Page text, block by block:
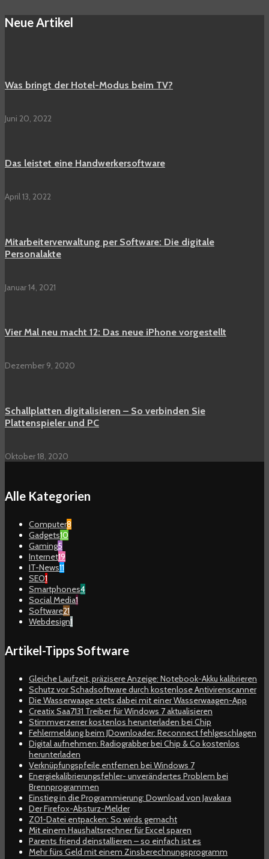
Neue Artikel
Was bringt der Hotel-Modus beim TV?
Juni 20, 2022
Das leistet eine Handwerkersoftware
April 13, 2022
Mitarbeiterverwaltung per Software: Die digitale
Personalakte
Januar 14, 2021
Vier Mal neu macht 12: Das neue iPhone vorgestellt
Dezember 9, 2020
Schallplatten digitalisieren – So verbinden Sie
Plattenspieler und PC
Oktober 18, 2020
Alle Kategorien
Computer8
Gadgets10
Gaming5
Internet19
IT-News11
SEO1
Smartphones4
Social Media1
Software21
Webdesign1
Artikel-Tipps Software
Gleiche Laufzeit, präzisere Anzeige: Notebook-Akku kalibrieren
Schutz vor Schadsoftware durch kostenlose Antivirenscanner
Die Wasserwaage stets dabei mit einer Wasserwaagen-App
Creatix Saa7131 Treiber für Windows 7 aktualisieren
Stimmverzerrer kostenlos herunterladen bei Chip
Fehlermeldung beim JDownloader: Reconnect fehlgeschlagen
Digital aufnehmen: Radiograbber bei Chip & Co kostenlos
herunterladen
Verknüpfungspfeile entfernen bei Windows 7
Energiekalibrierungsfehler- unverändertes Problem bei
Brennprogrammen
Einstieg in die Programmierung: Download von Javakara
Der Firefox-Absturz-Melder
Z01-Datei entpacken: So wirds gemacht
Mit einem Haushaltsrechner für Excel sparen
Parents friend deinstallieren – so einfach ist es
Mehr fürs Geld mit einem Zinsberechnungsprogramm